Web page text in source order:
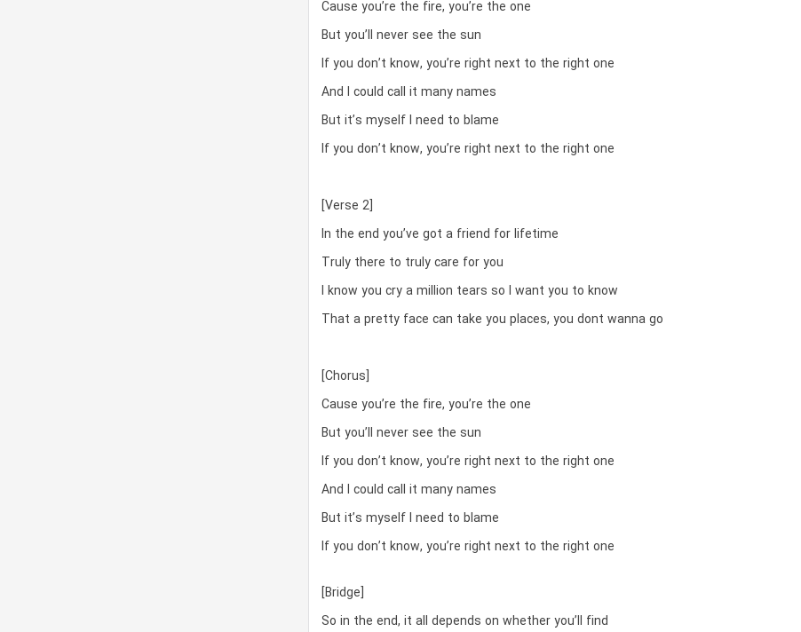
Cause you’re the fire, you’re the one
But you’ll never see the sun
If you don’t know, you’re right next to the right one
And I could call it many names
But it’s myself I need to blame
If you don’t know, you’re right next to the right one
[Verse 2]
In the end you’ve got a friend for lifetime
Truly there to truly care for you
I know you cry a million tears so I want you to know
That a pretty face can take you places, you dont wanna go
[Chorus]
Cause you’re the fire, you’re the one
But you’ll never see the sun
If you don’t know, you’re right next to the right one
And I could call it many names
But it’s myself I need to blame
If you don’t know, you’re right next to the right one
[Bridge]
So in the end, it all depends on whether you’ll find